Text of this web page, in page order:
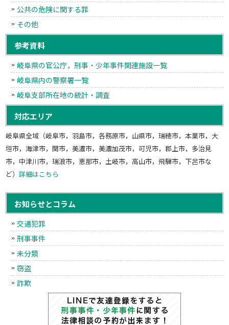
公共の危険に関する罪
その他
参考資料
岐阜県の官公庁，刑事・少年事件関連施設一覧
岐阜県内の警察署一覧
岐阜支部所在地の統計・調査
対応エリア
岐阜県全域（岐阜市，羽島市，各務原市，山県市，瑞穂市，本巣市，大
垣市，海津市，関市，美濃市，美濃加茂市，可児市，郡上市，多治見
市，中津川市，瑞浪市，恵那市，土岐市，高山市，飛騨市，下呂市な
ど）詳細はこちら
お知らせとコラム
交通犯罪
刑事事件
未分類
窃盗
詐欺